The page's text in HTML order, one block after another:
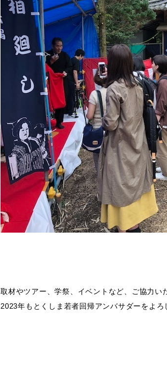
取材やツアー、学祭、イベントなど、ご協力い
2023年もとくしま若者回帰アンバサダーをよろ